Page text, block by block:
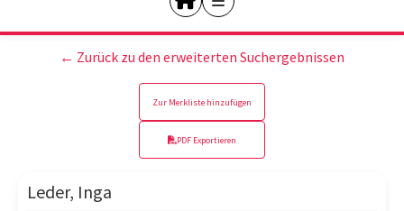
← Zurück zu den erweiterten Suchergebnissen
Zur Merkliste hinzufügen
PDF Exportieren
Leder, Inga